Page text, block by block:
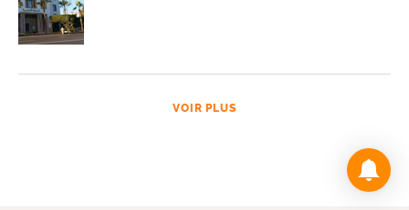
VOIR PLUS